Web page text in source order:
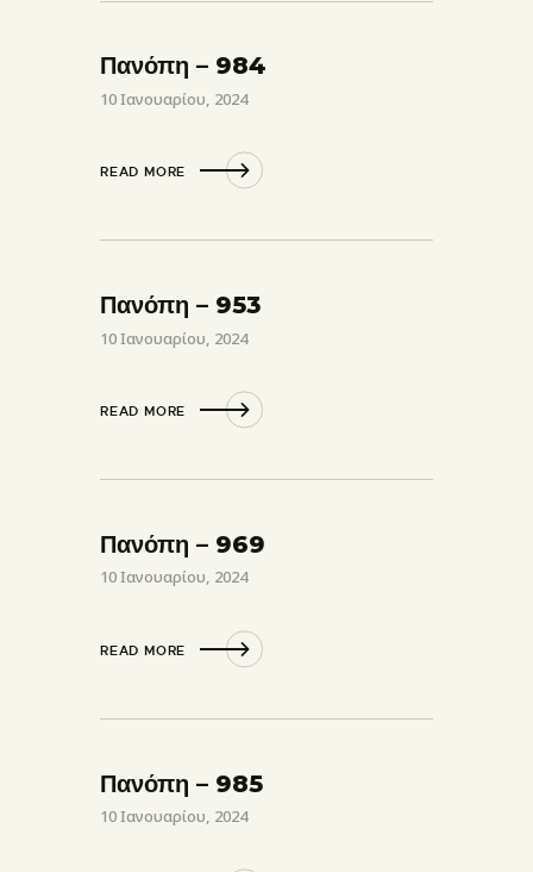
Πανόπη – 984
10 Ιανουαρίου, 2024
READ MORE
Πανόπη – 953
10 Ιανουαρίου, 2024
READ MORE
Πανόπη – 969
10 Ιανουαρίου, 2024
READ MORE
Πανόπη – 985
10 Ιανουαρίου, 2024